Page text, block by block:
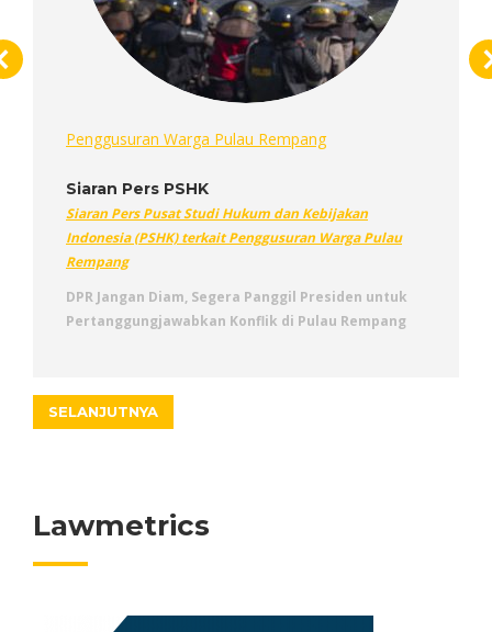
Penggusuran Warga Pulau Rempang
Siaran Pers PSHK
Siaran Pers Pusat Studi Hukum dan Kebijakan
Indonesia (PSHK) terkait Penggusuran Warga Pulau
Rempang
DPR Jangan Diam, Segera Panggil Presiden untuk
Pertanggungjawabkan Konflik di Pulau Rempang
SELANJUTNYA
Lawmetrics